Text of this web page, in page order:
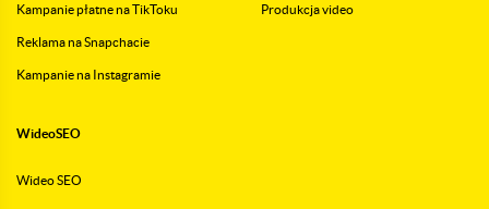
Kampanie płatne na TikToku
Reklama na Snapchacie
Kampanie na Instagramie
Produkcja video
WideoSEO
Wideo SEO